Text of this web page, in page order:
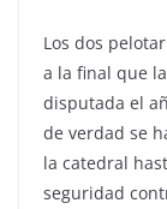
Los dos
a la final que
disputada el
de verdad se
la catedral
seguridad